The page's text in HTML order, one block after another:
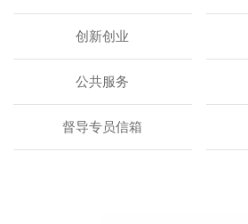
创新创业
公共服务
督导专员信箱